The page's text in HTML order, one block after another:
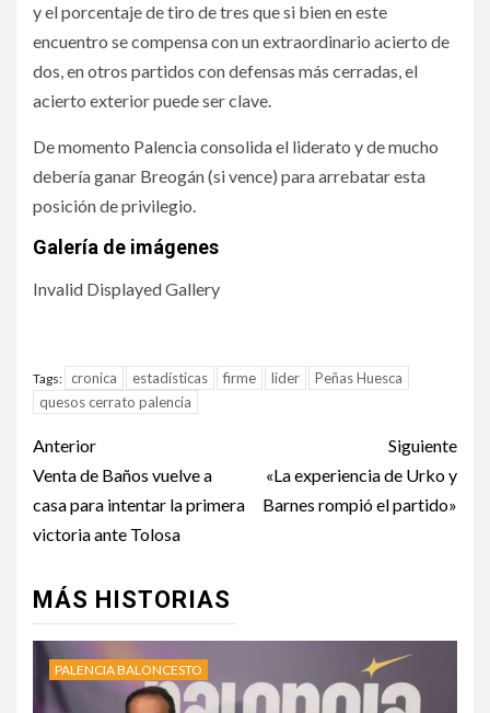
y el porcentaje de tiro de tres que si bien en este
encuentro se compensa con un extraordinario acierto de
dos, en otros partidos con defensas más cerradas, el
acierto exterior puede ser clave.
De momento Palencia consolida el liderato y de mucho
debería ganar Breogán (si vence) para arrebatar esta
posición de privilegio.
Galería de imágenes
Invalid Displayed Gallery
Tags: cronica estadísticas firme lider
Peñas Huesca
quesos cerrato palencia
Anterior
Venta de Baños vuelve a
casa para intentar la primera
victoria ante Tolosa
Siguiente
«La experiencia de Urko y
Barnes rompió el partido»
MÁS HISTORIAS
PALENCIA BALONCESTO